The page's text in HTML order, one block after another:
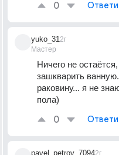
0
yuko_31
Мастер
2г
Ничего не
зашкварить
раковину... я не
пола)
0
pavel_petrov_70942г